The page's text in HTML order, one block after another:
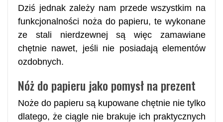
Dziś jednak zależy nam przede wszystkim na
funkcjonalności noża do papieru, te wykonane
ze stali nierdzewnej są więc zamawiane
chętnie nawet, jeśli nie posiadają elementów
ozdobnych.
Nóż do papieru jako pomysł na prezent
Noże do papieru są kupowane chętnie nie tylko
dlatego, że ciągle nie brakuje ich praktycznych